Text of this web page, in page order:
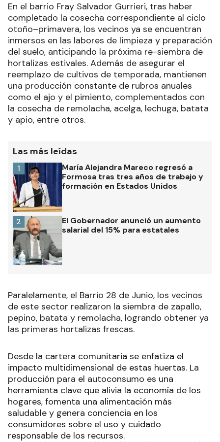
En el barrio Fray Salvador Gurrieri, tras haber
completado la cosecha correspondiente al ciclo
otoño–primavera, los vecinos ya se encuentran
inmersos en las labores de limpieza y preparación
del suelo, anticipando la próxima re-siembra de
hortalizas estivales. Además de asegurar el
reemplazo de cultivos de temporada, mantienen
una producción constante de rubros anuales
como el ajo y el pimiento, complementados con
la cosecha de remolacha, acelga, lechuga, batata
y apio, entre otros.
Las más leídas
María Alejandra Mareco regresó a
Formosa tras tres años de trabajo y
formación en Estados Unidos
1
El Gobernador anunció un aumento
salarial del 15% para estatales
2
Paralelamente, el Barrio 28 de Junio, los vecinos
de este sector realizaron la siembra de zapallo,
pepino, batata y remolacha, logrando obtener ya
las primeras hortalizas frescas.
Desde la cartera comunitaria se enfatiza el
impacto multidimensional de estas huertas. La
producción para el autoconsumo es una
herramienta clave que alivia la economía de los
hogares, fomenta una alimentación más
saludable y genera conciencia en los
consumidores sobre el uso y cuidado
responsable de los recursos.